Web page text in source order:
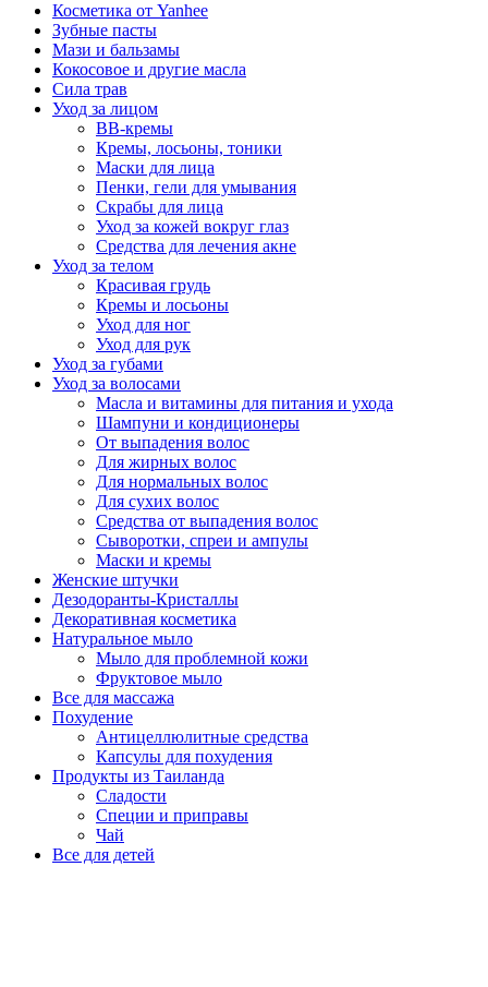
Косметика от Yanhee
Зубные пасты
Мази и бальзамы
Кокосовое и другие масла
Сила трав
Уход за лицом
BB-кремы
Кремы, лосьоны, тоники
Маски для лица
Пенки, гели для умывания
Скрабы для лица
Уход за кожей вокруг глаз
Средства для лечения акне
Уход за телом
Красивая грудь
Кремы и лосьоны
Уход для ног
Уход для рук
Уход за губами
Уход за волосами
Масла и витамины для питания и ухода
Шампуни и кондиционеры
От выпадения волос
Для жирных волос
Для нормальных волос
Для сухих волос
Средства от выпадения волос
Сыворотки, спреи и ампулы
Маски и кремы
Женские штучки
Дезодоранты-Кристаллы
Декоративная косметика
Натуральное мыло
Мыло для проблемной кожи
Фруктовое мыло
Все для массажа
Похудение
Антицеллюлитные средства
Капсулы для похудения
Продукты из Таиланда
Сладости
Специи и приправы
Чай
Все для детей